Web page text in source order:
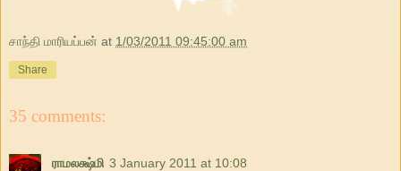
சாந்தி மாரியப்பன் at 1/03/2011 09:45:00 am
Share
35 comments:
ராமலக்ஷ்மி 3 January 2011 at 10:08